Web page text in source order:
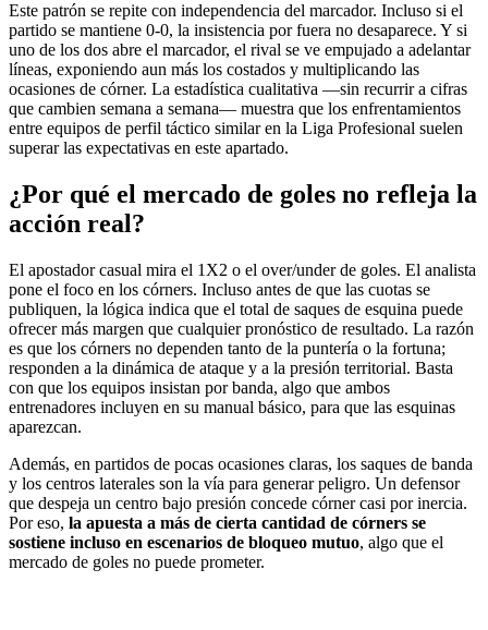
Este patrón se repite con independencia del marcador. Incluso si el
partido se mantiene 0-0, la insistencia por fuera no desaparece. Y si
uno de los dos abre el marcador, el rival se ve empujado a adelantar
líneas, exponiendo aun más los costados y multiplicando las
ocasiones de córner. La estadística cualitativa —sin recurrir a cifras
que cambien semana a semana— muestra que los enfrentamientos
entre equipos de perfil táctico similar en la Liga Profesional suelen
superar las expectativas en este apartado.
¿Por qué el mercado de goles no refleja la
acción real?
El apostador casual mira el 1X2 o el over/under de goles. El analista
pone el foco en los córners. Incluso antes de que las cuotas se
publiquen, la lógica indica que el total de saques de esquina puede
ofrecer más margen que cualquier pronóstico de resultado. La razón
es que los córners no dependen tanto de la puntería o la fortuna;
responden a la dinámica de ataque y a la presión territorial. Basta
con que los equipos insistan por banda, algo que ambos
entrenadores incluyen en su manual básico, para que las esquinas
aparezcan.
Además, en partidos de pocas ocasiones claras, los saques de banda
y los centros laterales son la vía para generar peligro. Un defensor
que despeja un centro bajo presión concede córner casi por inercia.
Por eso, la apuesta a más de cierta cantidad de córners se
sostiene incluso en escenarios de bloqueo mutuo, algo que el
mercado de goles no puede prometer.